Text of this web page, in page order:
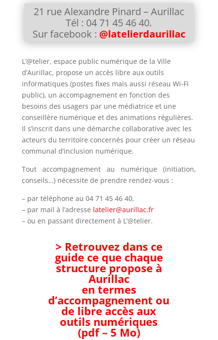
21 rue Alexandre Pinard – Aurillac
Tél : 04 71 45 46 40.
Sur facebook : @latelierdaurillac
L’@telier, espace public numérique de la Ville
d’Aurillac, propose un accès libre aux outils
informatiques (postes fixes mais aussi réseau Wi-Fi
public), un accompagnement en fonction des
besoins des usagers par une médiatrice et une
conseillère numérique et des animations régulières.
Il s’inscrit dans une démarche collaborative avec les
acteurs du territoire concernés pour créer un réseau
communal d’inclusion numérique.
Tout accompagnement au numérique (initiation,
conseils…) nécessite de prendre rendez-vous :
– par téléphone au 04 71 45 46 40,
– par mail à l’adresse latelier@aurillac.fr
– ou en passant directement à L’@telier.
> Retrouvez dans ce
guide ce que chaque
structure propose à
Aurillac
en termes
d’accompagnement ou
de libre accès aux
outils numériques
(pdf – 5 Mo)